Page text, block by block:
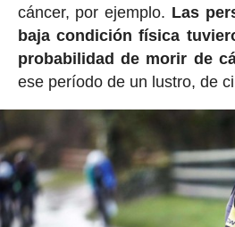
cáncer, por ejemplo. Las
baja condición física
probabilidad de morir de
ese período de un lustro, de